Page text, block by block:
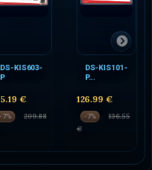
DS-KIS603-
P
€
-7%
209.88
DS-KIS101-
P...
126.99 €
-7%
136.55
€